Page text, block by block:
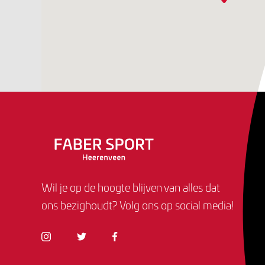
Wil je op de hoogte blijven van alles dat
ons bezighoudt? Volg ons op social media!